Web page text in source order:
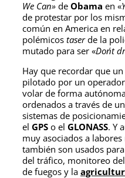
We Can» de Obama en «
de protestar por los
común en America en
polémicos taserde la
mutado para ser «Don´t
Hay que recordar que un
pilotado por un
volar de forma
ordenados a través de un
sistemas de
el GPS o el GLONASS. Y
muy asociados a
también son usados
del tráfico, monitoreo
de fuegos y la